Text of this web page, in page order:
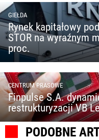
GIEŁDA
Rynek kapitałowy
STOR na wyraźnym
proc.
CENTRUM PRASOWE
Finpulse S.A.
restrukturyzacji VB
PODOBNE